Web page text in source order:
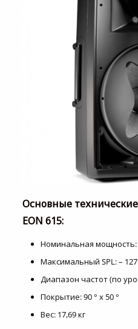
Основные
EON 615:
Номинальная мощность:
Максимальный SPL: –
Диапазон частот (по
Покрытие: 90 ° х 50 °
Вес: 17,69 кг